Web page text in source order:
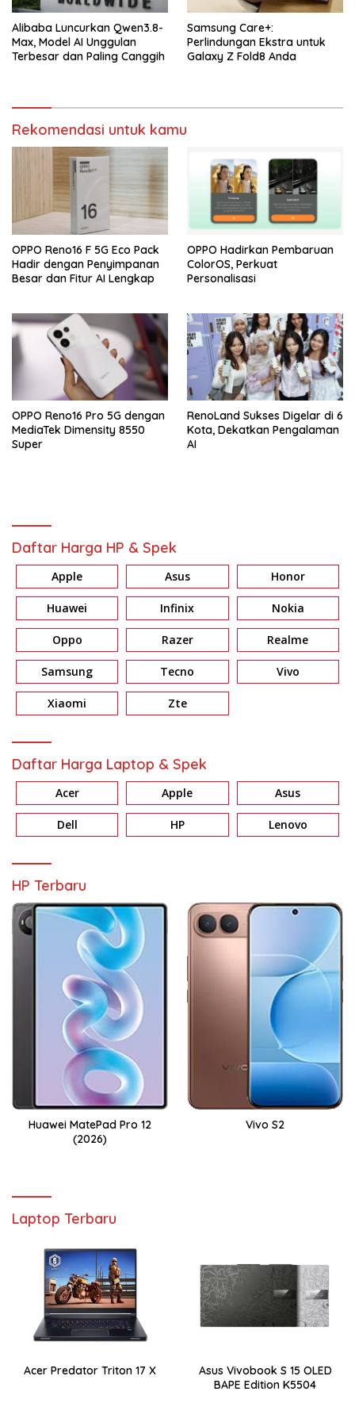
Alibaba Luncurkan Qwen3.8-
Max, Model AI Unggulan
Terbesar dan Paling Canggih
Samsung Care+:
Perlindungan Ekstra untuk
Galaxy Z Fold8 Anda
Rekomendasi untuk kamu
OPPO Reno16 F 5G Eco Pack
Hadir dengan Penyimpanan
Besar dan Fitur AI Lengkap
OPPO Hadirkan Pembaruan
ColorOS, Perkuat
Personalisasi
OPPO Reno16 Pro 5G dengan
MediaTek Dimensity 8550
Super
RenoLand Sukses Digelar di 6
Kota, Dekatkan Pengalaman
AI
Daftar Harga HP & Spek
Apple Asus Honor
Huawei Infinix Nokia
Oppo Razer Realme
Samsung Tecno Vivo
Xiaomi Zte
Daftar Harga Laptop & Spek
Acer Apple Asus
Dell HP Lenovo
HP Terbaru
Huawei MatePad Pro 12
(2026)
Vivo S2
Laptop Terbaru
Acer Predator Triton 17 X
Asus Vivobook S 15 OLED
BAPE Edition K5504